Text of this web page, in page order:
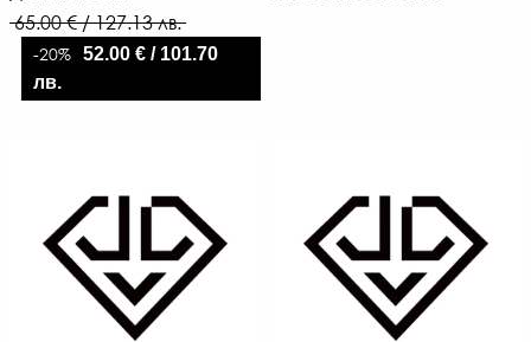
65.00 € / 127.13 лв.
-20% 52.00 € / 101.70
лв.